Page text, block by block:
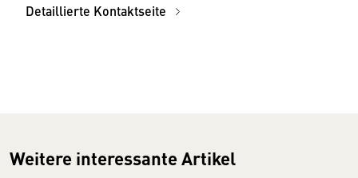
Detaillierte Kontaktseite
Weitere interessante Artikel